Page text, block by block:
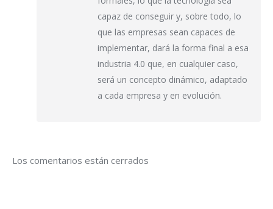
capaz de conseguir y, sobre todo, lo
que las empresas sean capaces de
implementar, dará la forma final a esa
industria 4.0 que, en cualquier caso,
será un concepto dinámico, adaptado
a cada empresa y en evolución.
Los comentarios están cerrados